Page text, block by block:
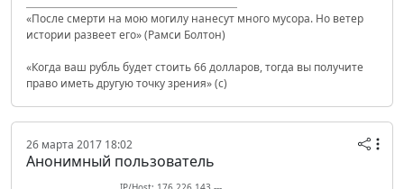
«После смерти на мою могилу нанесут много мусора. Но ветер
истории развеет его» (Рамси Болтон)
«Когда ваш рубль будет стоить 66 долларов, тогда вы получите
право иметь другую точку зрения» (с)
26 марта 2017 18:02
Анонимный пользователь